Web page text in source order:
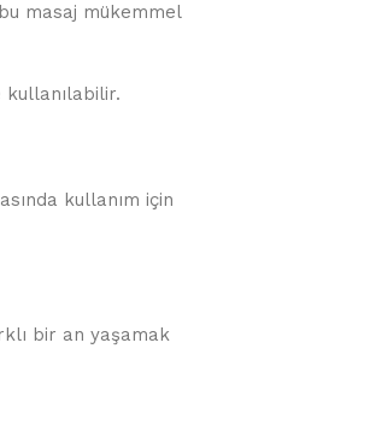
masaj mükemmel
kullanılabilir.
kullanım için
bir an yaşamak